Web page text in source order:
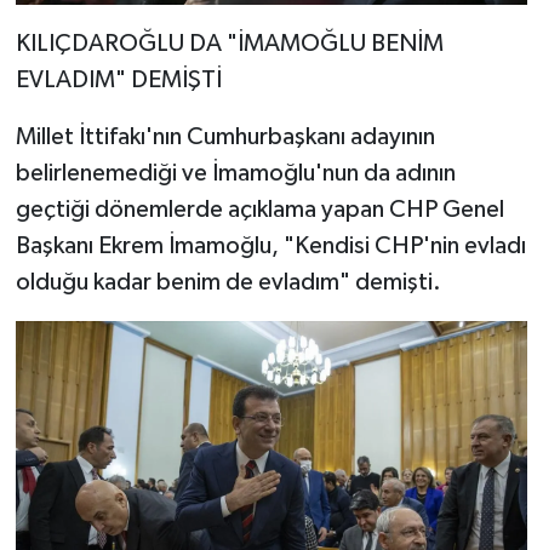
KILIÇDAROĞLU DA "İMAMOĞLU BENİM
EVLADIM" DEMİŞTİ
Millet İttifakı'nın Cumhurbaşkanı adayının
belirlenemediği ve İmamoğlu'nun da adının
geçtiği dönemlerde açıklama yapan CHP Genel
Başkanı Ekrem İmamoğlu, "Kendisi CHP'nin evladı
olduğu kadar benim de evladım" demişti.